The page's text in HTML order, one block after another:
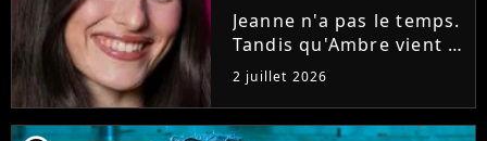
Jeanne n'a pas le temps.
Tandis qu'Ambre vient à
peine de dévoiler son
premier single, l'ex-
candidate de la Star
2 juillet 2026